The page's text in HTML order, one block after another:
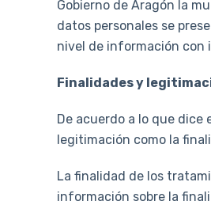
Gobierno de Aragón la
datos personales se
nivel de información con
Finalidades y
De acuerdo a lo que dice
legitimación como la
La finalidad de los
información sobre la